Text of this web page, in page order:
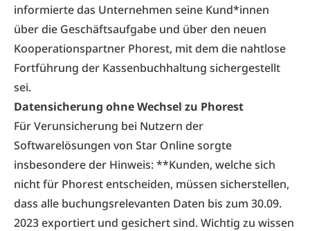
informierte das Unternehmen seine Kund*innen
über die Geschäftsaufgabe und über den neuen
Kooperationspartner Phorest, mit dem die nahtlose
Fortführung der Kassenbuchhaltung sichergestellt
sei.
Datensicherung ohne Wechsel zu Phorest
Für Verunsicherung bei Nutzern der
Softwarelösungen von Star Online sorgte
insbesondere der Hinweis: **Kunden, welche sich
nicht für Phorest entscheiden, müssen sicherstellen,
dass alle buchungsrelevanten Daten bis zum 30.09.
2023 exportiert und gesichert sind. Wichtig zu wissen